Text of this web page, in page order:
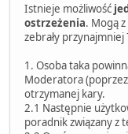
Istnieje możliwość
ostrzeżenia. Mogą
zebrały przynajmniej
1. Osoba taka
Moderatora
otrzymanej kary.
2.1 Następnie
poradnik związany z